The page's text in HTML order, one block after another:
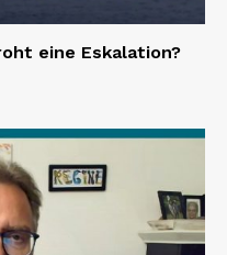
eine Eskalation?